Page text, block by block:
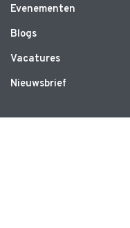
Evenementen
Blogs
Vacatures
Nieuwsbrief